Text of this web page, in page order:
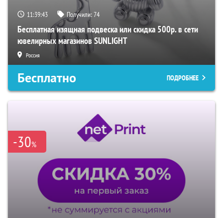
11:39:42 Получили:74
Бесплатная изящная подвеска или скидка 500р. в сети
ювелирных магазинов SUNLIGHT
Россия
Бесплатно ПОДРОБНЕЕ
-30%